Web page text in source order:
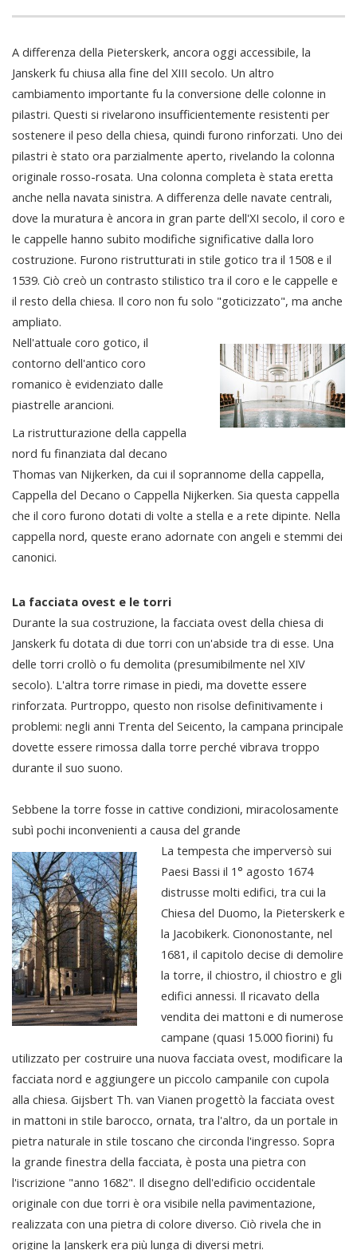
A differenza della Pieterskerk, ancora oggi accessibile, la
Janskerk fu chiusa alla fine del XIII secolo. Un altro
cambiamento importante fu la conversione delle colonne in
pilastri. Questi si rivelarono insufficientemente resistenti per
sostenere il peso della chiesa, quindi furono rinforzati. Uno dei
pilastri è stato ora parzialmente aperto, rivelando la colonna
originale rosso-rosata. Una colonna completa è stata eretta
anche nella navata sinistra. A differenza delle navate centrali,
dove la muratura è ancora in gran parte dell'XI secolo, il coro e
le cappelle hanno subito modifiche significative dalla loro
costruzione. Furono ristrutturati in stile gotico tra il 1508 e il
1539. Ciò creò un contrasto stilistico tra il coro e le cappelle e
il resto della chiesa. Il coro non fu solo "goticizzato", ma anche
ampliato.
Nell'attuale coro gotico, il
contorno dell'antico coro
romanico è evidenziato dalle
piastrelle arancioni.
La ristrutturazione della cappella
nord fu finanziata dal decano
Thomas van Nijkerken, da cui il soprannome della cappella,
Cappella del Decano o Cappella Nijkerken. Sia questa cappella
che il coro furono dotati di volte a stella e a rete dipinte. Nella
cappella nord, queste erano adornate con angeli e stemmi dei
canonici.
La facciata ovest e le torri
Durante la sua costruzione, la facciata ovest della chiesa di
Janskerk fu dotata di due torri con un'abside tra di esse. Una
delle torri crollò o fu demolita (presumibilmente nel XIV
secolo). L'altra torre rimase in piedi, ma dovette essere
rinforzata. Purtroppo, questo non risolse definitivamente i
problemi: negli anni Trenta del Seicento, la campana principale
dovette essere rimossa dalla torre perché vibrava troppo
durante il suo suono.
Sebbene la torre fosse in cattive condizioni, miracolosamente
subì pochi inconvenienti a causa del grande
La tempesta che imperversò sui
Paesi Bassi il 1° agosto 1674
distrusse molti edifici, tra cui la
Chiesa del Duomo, la Pieterskerk e
la Jacobikerk. Ciononostante, nel
1681, il capitolo decise di demolire
la torre, il chiostro, il chiostro e gli
edifici annessi. Il ricavato della
vendita dei mattoni e di numerose
campane (quasi 15.000 fiorini) fu
utilizzato per costruire una nuova facciata ovest, modificare la
facciata nord e aggiungere un piccolo campanile con cupola
alla chiesa. Gijsbert Th. van Vianen progettò la facciata ovest
in mattoni in stile barocco, ornata, tra l'altro, da un portale in
pietra naturale in stile toscano che circonda l'ingresso. Sopra
la grande finestra della facciata, è posta una pietra con
l'iscrizione "anno 1682". Il disegno dell'edificio occidentale
originale con due torri è ora visibile nella pavimentazione,
realizzata con una pietra di colore diverso. Ciò rivela che in
origine la Janskerk era più lunga di diversi metri.